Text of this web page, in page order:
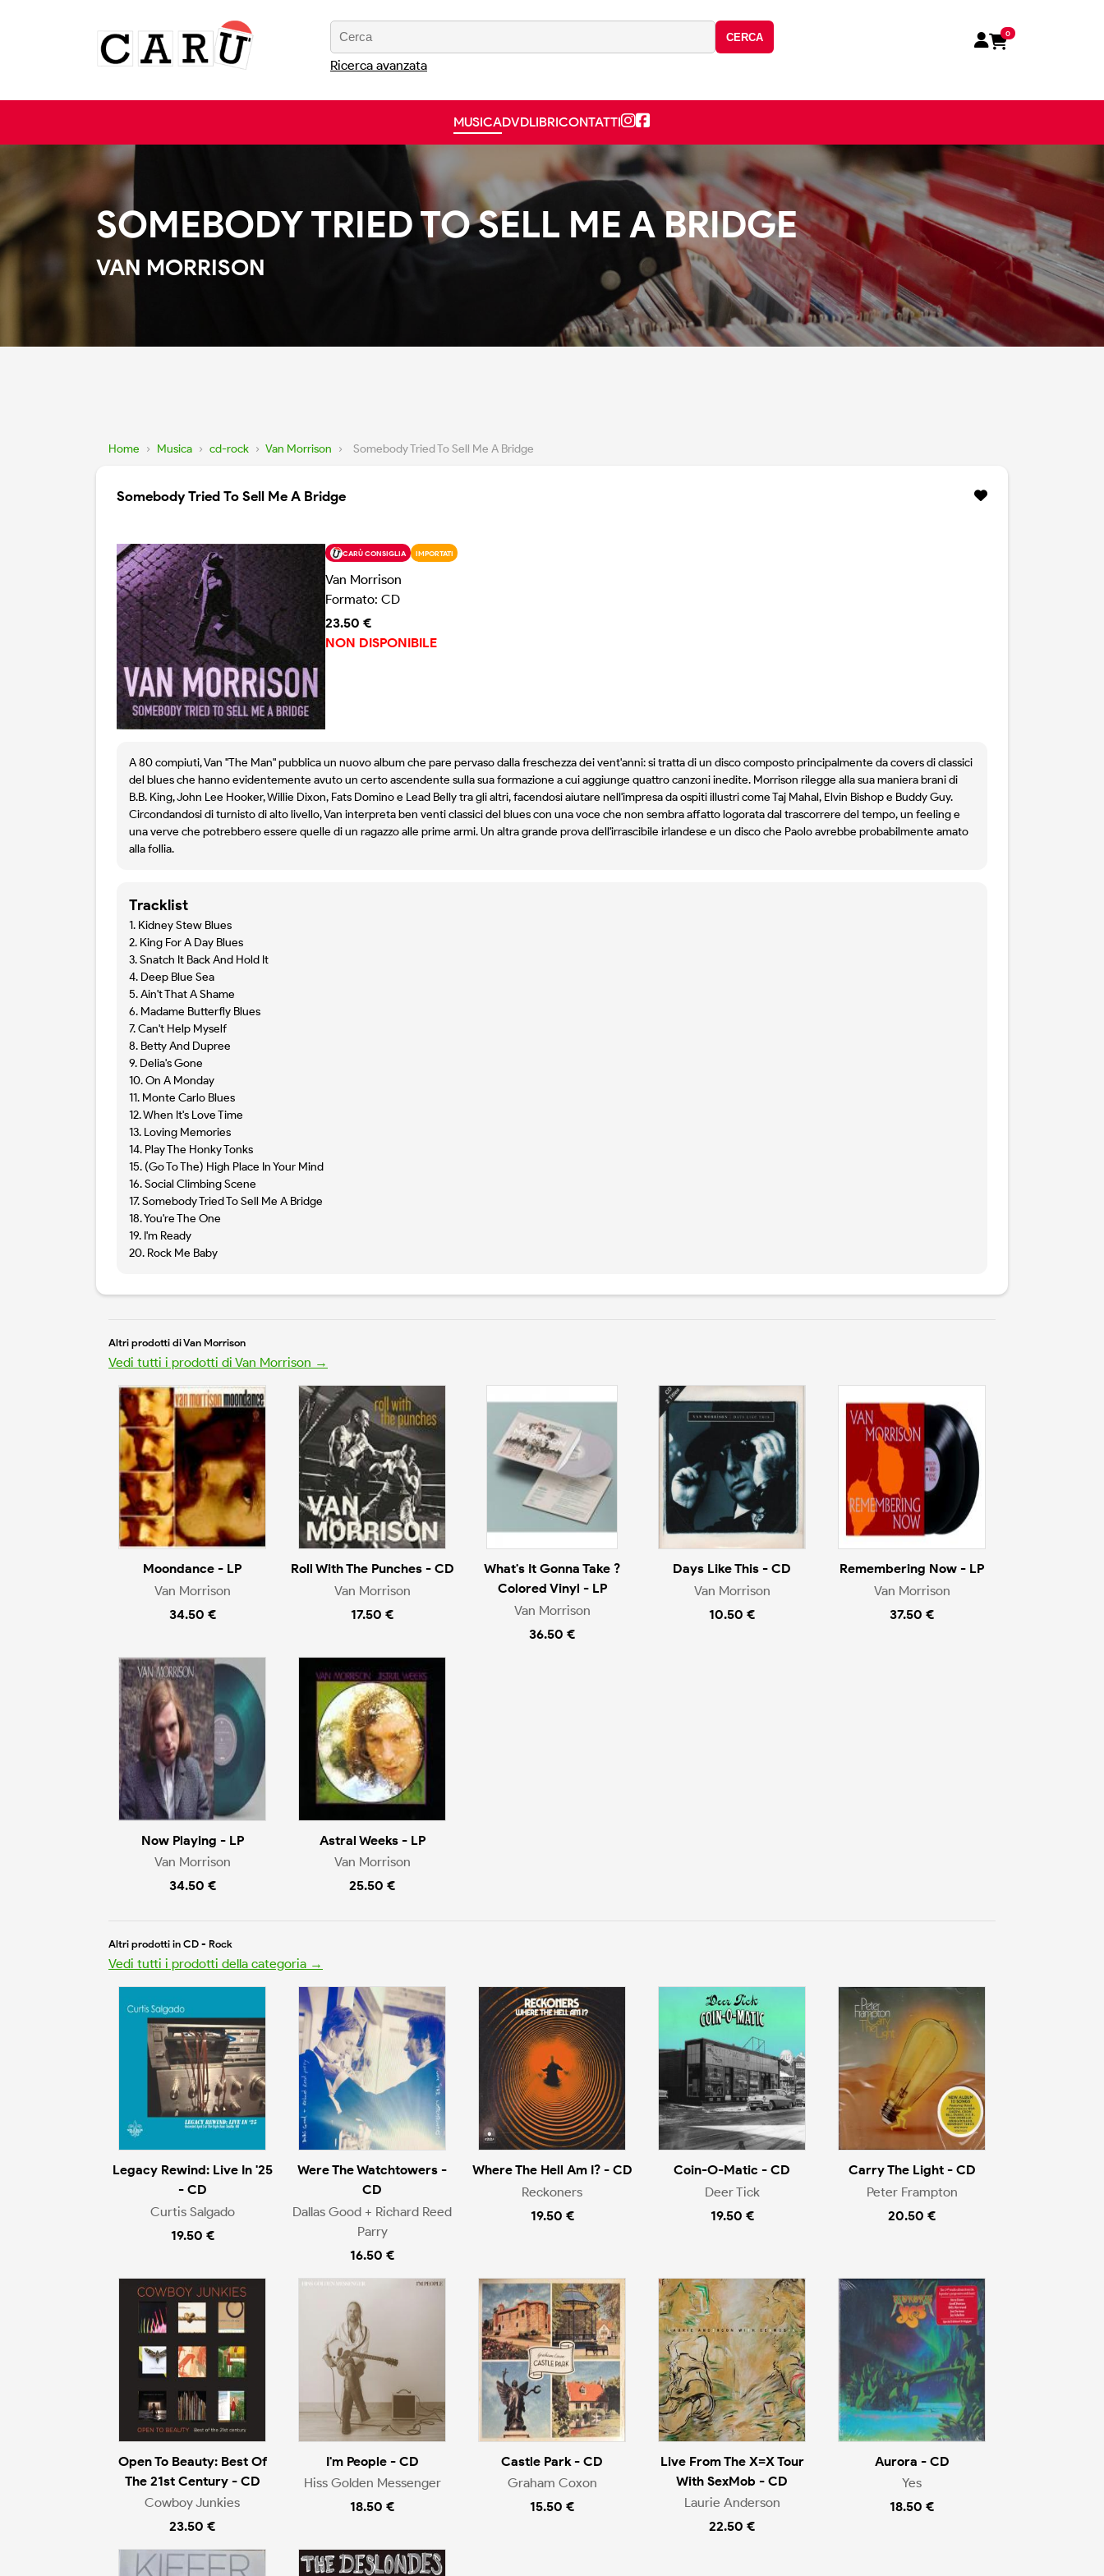
CERCA
Ricerca avanzata
0
MUSICADVDLIBRICONTATTI
SOMEBODY TRIED TO SELL ME A BRIDGE
VAN MORRISON
Home › Musica › cd-rock › Van Morrison › Somebody Tried To Sell Me A Bridge
Somebody Tried To Sell Me A Bridge
CARÙ CONSIGLIA IMPORTATI
Van Morrison
Formato: CD
23.50 €
NON DISPONIBILE
A 80 compiuti, Van "The Man" pubblica un nuovo album che pare pervaso dalla freschezza dei vent'anni: si tratta di un disco composto principalmente da covers di classici
del blues che hanno evidentemente avuto un certo ascendente sulla sua formazione a cui aggiunge quattro canzoni inedite. Morrison rilegge alla sua maniera brani di
B.B. King, John Lee Hooker, Willie Dixon, Fats Domino e Lead Belly tra gli altri, facendosi aiutare nell'impresa da ospiti illustri come Taj Mahal, Elvin Bishop e Buddy Guy.
Circondandosi di turnisto di alto livello, Van interpreta ben venti classici del blues con una voce che non sembra affatto logorata dal trascorrere del tempo, un feeling e
una verve che potrebbero essere quelle di un ragazzo alle prime armi. Un altra grande prova dell'irrascibile irlandese e un disco che Paolo avrebbe probabilmente amato
alla follia.
Tracklist
1. Kidney Stew Blues
2. King For A Day Blues
3. Snatch It Back And Hold It
4. Deep Blue Sea
5. Ain't That A Shame
6. Madame Butterfly Blues
7. Can't Help Myself
8. Betty And Dupree
9. Delia's Gone
10. On A Monday
11. Monte Carlo Blues
12. When It's Love Time
13. Loving Memories
14. Play The Honky Tonks
15. (Go To The) High Place In Your Mind
16. Social Climbing Scene
17. Somebody Tried To Sell Me A Bridge
18. You're The One
19. I'm Ready
20. Rock Me Baby
Altri prodotti di Van Morrison
Vedi tutti i prodotti di Van Morrison →
Moondance - LP
Van Morrison
34.50 €
Roll With The Punches - CD
Van Morrison
17.50 €
What's It Gonna Take ?
Colored Vinyl - LP
Van Morrison
36.50 €
Days Like This - CD
Van Morrison
10.50 €
Remembering Now - LP
Van Morrison
37.50 €
Now Playing - LP
Van Morrison
34.50 €
Astral Weeks - LP
Van Morrison
25.50 €
Altri prodotti in CD - Rock
Vedi tutti i prodotti della categoria →
Legacy Rewind: Live In '25
- CD
Curtis Salgado
19.50 €
Were The Watchtowers -
CD
Dallas Good + Richard Reed
Parry
16.50 €
Where The Hell Am I? - CD
Reckoners
19.50 €
Coin-O-Matic - CD
Deer Tick
19.50 €
Carry The Light - CD
Peter Frampton
20.50 €
Open To Beauty: Best Of
The 21st Century - CD
Cowboy Junkies
23.50 €
I'm People - CD
Hiss Golden Messenger
18.50 €
Castle Park - CD
Graham Coxon
15.50 €
Live From The X=X Tour
With SexMob - CD
Laurie Anderson
22.50 €
Aurora - CD
Yes
18.50 €